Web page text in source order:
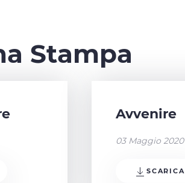
Stampa
Avvenire
03 Maggio 2020
SCARICA